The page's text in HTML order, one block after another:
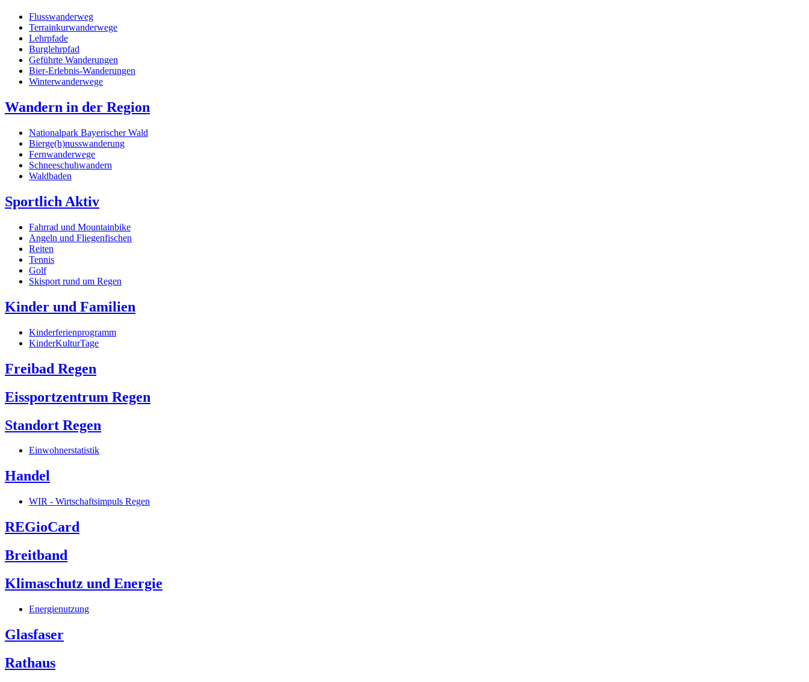
Flusswanderweg
Terrainkurwanderwege
Lehrpfade
Burglehrpfad
Geführte Wanderungen
Bier-Erlebnis-Wanderungen
Winterwanderwege
Wandern in der Region
Nationalpark Bayerischer Wald
Bierge(h)nusswanderung
Fernwanderwege
Schneeschuhwandern
Waldbaden
Sportlich Aktiv
Fahrrad und Mountainbike
Angeln und Fliegenfischen
Reiten
Tennis
Golf
Skisport rund um Regen
Kinder und Familien
Kinderferienprogramm
KinderKulturTage
Freibad Regen
Eissportzentrum Regen
Standort Regen
Einwohnerstatistik
Handel
WIR - Wirtschaftsimpuls Regen
REGioCard
Breitband
Klimaschutz und Energie
Energienutzung
Glasfaser
Rathaus